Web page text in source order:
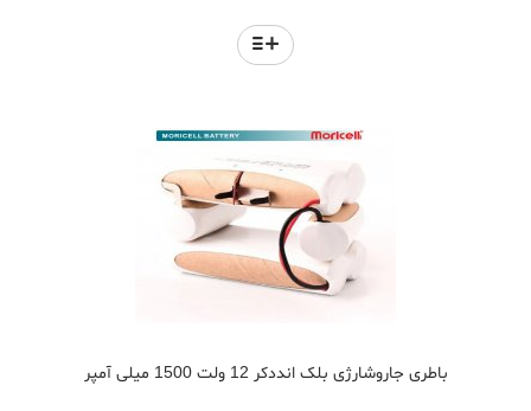
باطری جاروشارژی بلک انددکر 12 ولت 1500 میلی آمپر